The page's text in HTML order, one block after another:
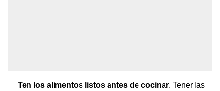
Ten los alimentos listos antes de cocinar. Tener las